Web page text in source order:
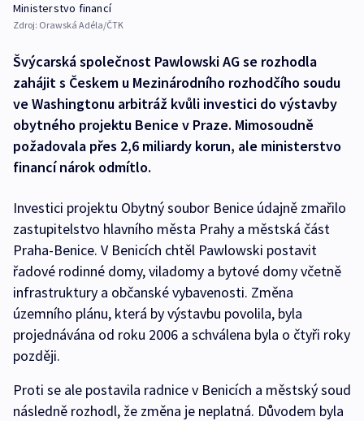
Ministerstvo financí
Zdroj: Orawská Adéla/ČTK
Švýcarská společnost Pawlowski AG se rozhodla
zahájit s Českem u Mezinárodního rozhodčího soudu
ve Washingtonu arbitráž kvůli investici do výstavby
obytného projektu Benice v Praze. Mimosoudně
požadovala přes 2,6 miliardy korun, ale ministerstvo
financí nárok odmítlo.
Investici projektu Obytný soubor Benice údajně zmařilo
zastupitelstvo hlavního města Prahy a městská část
Praha-Benice. V Benicích chtěl Pawlowski postavit
řadové rodinné domy, viladomy a bytové domy včetně
infrastruktury a občanské vybavenosti. Změna
územního plánu, která by výstavbu povolila, byla
projednávána od roku 2006 a schválena byla o čtyři roky
později.
Proti se ale postavila radnice v Benicích a městský soud
následně rozhodl, že změna je neplatná. Důvodem byla